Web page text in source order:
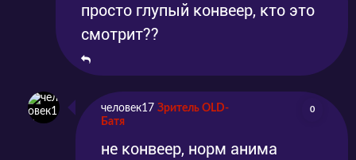
просто глупый конвеер, кто это
смотрит??
человек17 Зритель OLD-
Батя
0
не конвеер, норм анима